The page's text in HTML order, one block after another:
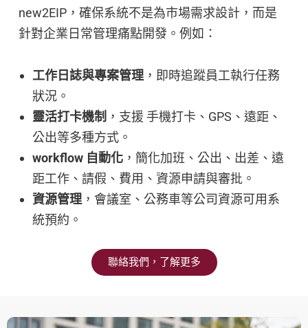
new2EIP，確保系統不是為市場需求設計，而是
針對企業日常管理痛點開發。例如：
工作日誌與專案管理，即時追蹤員工執行任務
狀況。
靈活打卡機制 ，支援 手機打卡、GPS、遠距、
公出等多種方式。
workflow 自動化 ，簡化加班、公出、出差、遠
距工作、請假、費用、資源申請與審批。
資源管理，會議室、公務車等公司資源可用系
統預約。
聯絡我們，了解更多